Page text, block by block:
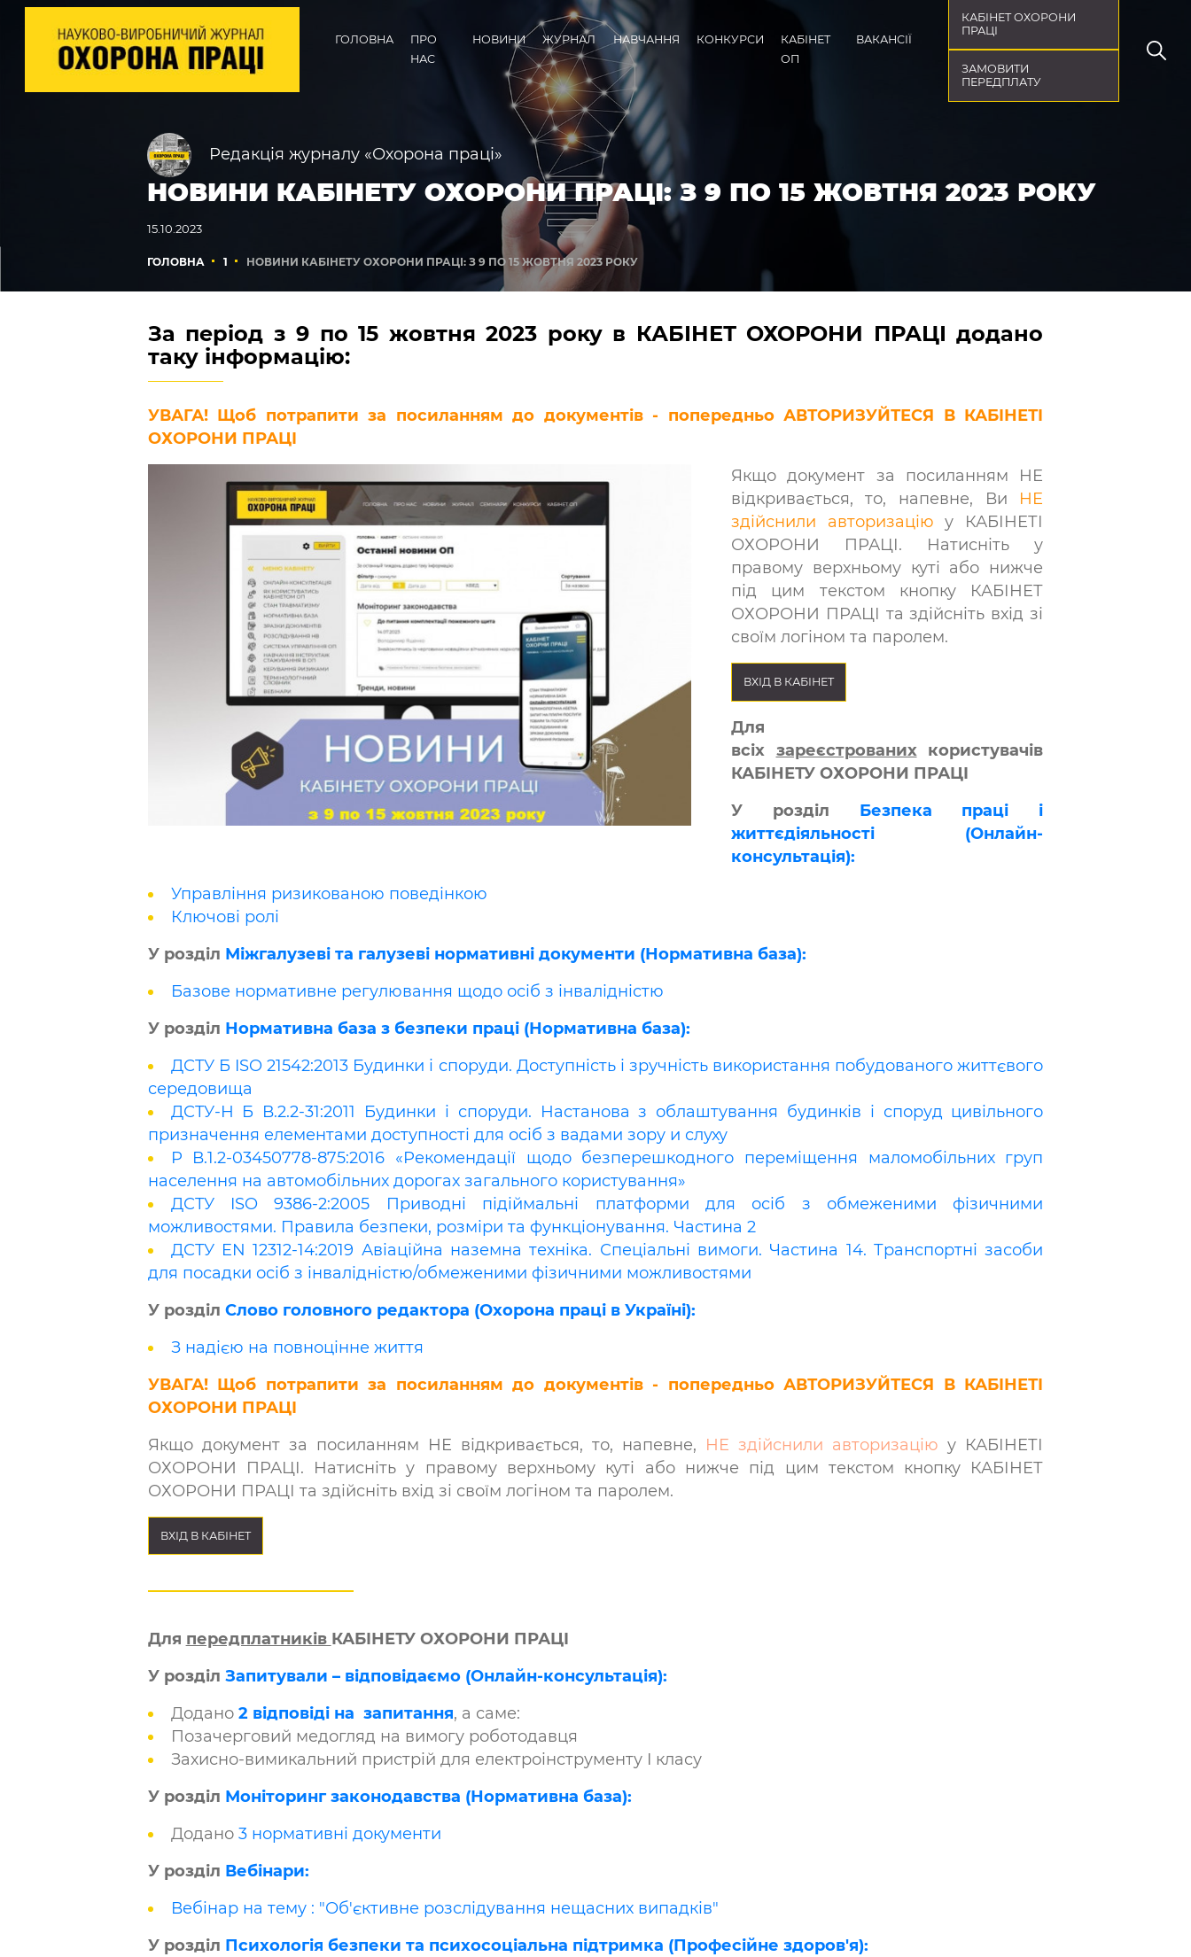
ГОЛОВНА
ПРО
НАС
НОВИНИ ЖУРНАЛ НАВЧАННЯ КОНКУРСИ
КАБІНЕТ
ОП
ВАКАНСІЇ
КАБІНЕТ ОХОРОНИ
ПРАЦІ
ЗАМОВИТИ
ПЕРЕДПЛАТУ
Редакція журналу «Охорона праці»
НОВИНИ КАБІНЕТУ ОХОРОНИ ПРАЦІ: З 9 ПО 15 ЖОВТНЯ 2023 РОКУ
15.10.2023
ГОЛОВНА 1 НОВИНИ КАБІНЕТУ ОХОРОНИ ПРАЦІ: З 9 ПО 15 ЖОВТНЯ 2023 РОКУ
За період з 9 по 15 жовтня 2023 року в КАБІНЕТ ОХОРОНИ ПРАЦІ додано
таку інформацію:
УВАГА! Щоб потрапити за посиланням до документів - попередньо АВТОРИЗУЙТЕСЯ В КАБІНЕТІ
ОХОРОНИ ПРАЦІ
Якщо документ за посиланням НЕ
відкривається, то, напевне, Ви НЕ
здійснили авторизацію у КАБІНЕТІ
ОХОРОНИ ПРАЦІ. Натисніть у
правому верхньому куті або нижче
під цим текстом кнопку КАБІНЕТ
ОХОРОНИ ПРАЦІ та здійсніть вхід зі
своїм логіном та паролем.
ВХІД В КАБІНЕТ
Для
всіх зареєстрованихкористувачів
КАБІНЕТУ ОХОРОНИ ПРАЦІ
У розділ Безпека праці і
життєдіяльності (Онлайн-
консультація):
Управління ризикованою поведінкою
Ключові ролі
У розділ Міжгалузеві та галузеві нормативні документи (Нормативна база):
Базове нормативне регулювання щодо осіб з інвалідністю
У розділ Нормативна база з безпеки праці (Нормативна база):
ДСТУ Б ISO 21542:2013 Будинки і споруди. Доступність і зручність використання побудованого життєвого
середовища
ДСТУ-Н Б В.2.2-31:2011 Будинки і споруди. Настанова з облаштування будинків і споруд цивільного
призначення елементами доступності для осіб з вадами зору и слуху
Р В.1.2-03450778-875:2016 «Рекомендації щодо безперешкодного переміщення маломобільних груп
населення на автомобільних дорогах загального користування»
ДСТУ ISO 9386-2:2005 Приводні підіймальні платформи для осіб з обмеженими фізичними
можливостями. Правила безпеки, розміри та функціонування. Частина 2
ДСТУ EN 12312-14:2019 Авіаційна наземна техніка. Спеціальні вимоги. Частина 14. Транспортні засоби
для посадки осіб з інвалідністю/обмеженими фізичними можливостями
У розділ Слово головного редактора (Охорона праці в Україні):
З надією на повноцінне життя
УВАГА! Щоб потрапити за посиланням до документів - попередньо АВТОРИЗУЙТЕСЯ В КАБІНЕТІ
ОХОРОНИ ПРАЦІ
Якщо документ за посиланням НЕ відкривається, то, напевне, НЕ здійснили авторизацію у КАБІНЕТІ
ОХОРОНИ ПРАЦІ. Натисніть у правому верхньому куті або нижче під цим текстом кнопку КАБІНЕТ
ОХОРОНИ ПРАЦІ та здійсніть вхід зі своїм логіном та паролем.
ВХІД В КАБІНЕТ
Для передплатників КАБІНЕТУ ОХОРОНИ ПРАЦІ
У розділ Запитували – відповідаємо (Онлайн-консультація):
Додано 2 відповіді на запитання, а саме:
Позачерговий медогляд на вимогу роботодавця
Захисно-вимикальний пристрій для електроінструменту I класу
У розділ Моніторинг законодавства (Нормативна база):
Додано 3 нормативні документи
У розділ Вебінари:
Вебінар на тему : "Об'єктивне розслідування нещасних випадків"
У розділ Психологія безпеки та психосоціальна підтримка (Професійне здоров'я):